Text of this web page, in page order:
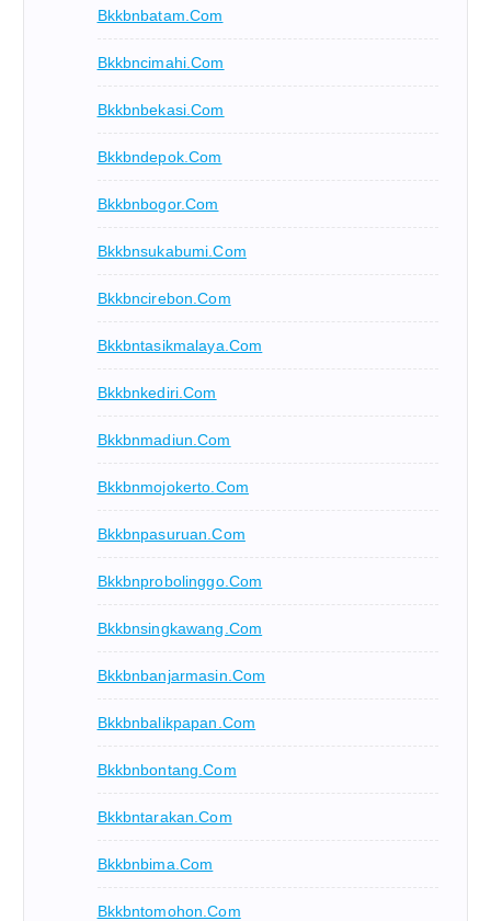
Bkkbnbatam.com
Bkkbncimahi.com
Bkkbnbekasi.com
Bkkbndepok.com
Bkkbnbogor.com
Bkkbnsukabumi.com
Bkkbncirebon.com
Bkkbntasikmalaya.com
Bkkbnkediri.com
Bkkbnmadiun.com
Bkkbnmojokerto.com
Bkkbnpasuruan.com
Bkkbnprobolinggo.com
Bkkbnsingkawang.com
Bkkbnbanjarmasin.com
Bkkbnbalikpapan.com
Bkkbnbontang.com
Bkkbntarakan.com
Bkkbnbima.com
Bkkbntomohon.com